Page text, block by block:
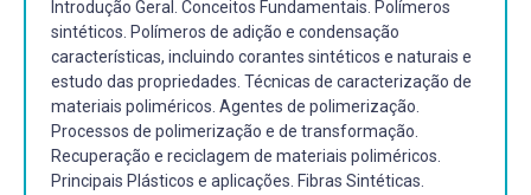
Introdução Geral. Conceitos Fundamentais. Polímeros
sintéticos. Polímeros de adição e condensação
características, incluindo corantes sintéticos e naturais e
estudo das propriedades. Técnicas de caracterização de
materiais poliméricos. Agentes de polimerização.
Processos de polimerização e de transformação.
Recuperação e reciclagem de materiais poliméricos.
Principais Plásticos e aplicações. Fibras Sintéticas.